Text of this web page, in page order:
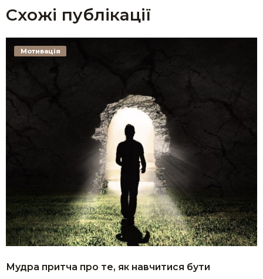
Схожі публікації
Мудра притча про те, як навчитися бути
Мотивація